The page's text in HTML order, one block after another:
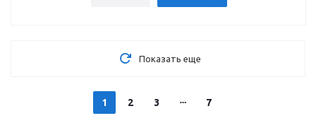
Показать еще
1 2 3 7